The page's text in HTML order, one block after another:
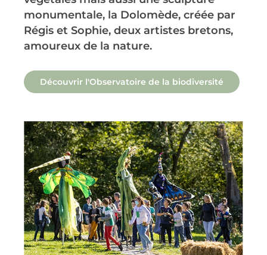
monumentale, la Dolomède, créée par
Régis et Sophie, deux artistes bretons,
amoureux de la nature.
Découvrir l'Observatoire de la biodiversité